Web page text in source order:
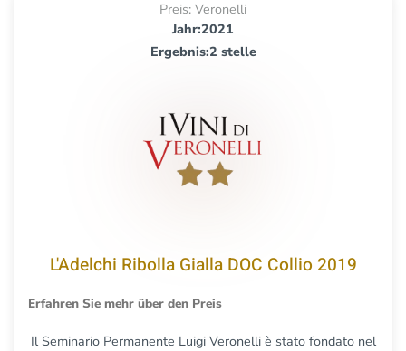
Preis: Veronelli
Jahr:2021
Ergebnis:2 stelle
L'Adelchi Ribolla Gialla DOC Collio 2019
Erfahren Sie mehr über den Preis
Il Seminario Permanente Luigi Veronelli è stato fondato nel